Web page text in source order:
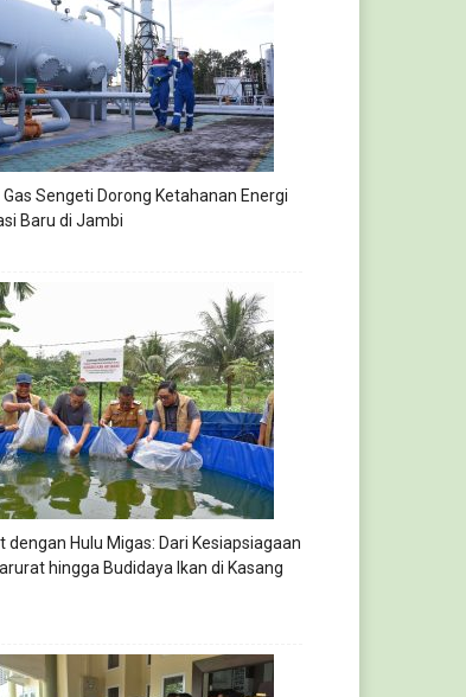
Sengeti Dorong Ketahanan Energi
Baru di Jambi
dengan Hulu Migas: Dari Kesiapsiagaan
hingga Budidaya Ikan di Kasang